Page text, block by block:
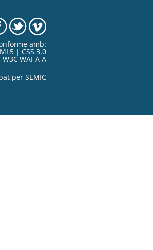
amb:
| CSS 3.0
W3C WAI-A A
per SEMIC